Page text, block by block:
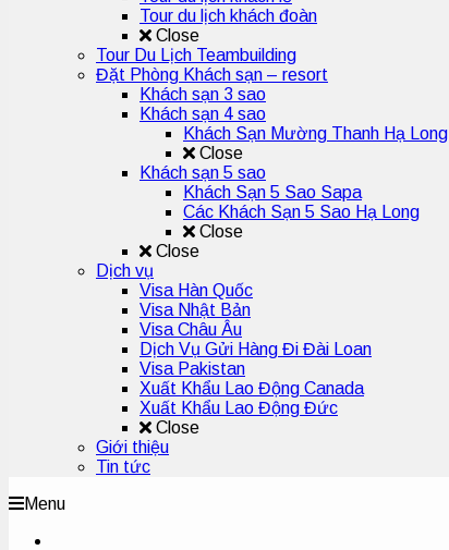
Tour du lịch khách đoàn
Close
Tour Du Lịch Teambuilding
Đặt Phòng Khách sạn – resort
Khách sạn 3 sao
Khách sạn 4 sao
Khách Sạn Mường Thanh Hạ Long
Close
Khách sạn 5 sao
Khách Sạn 5 Sao Sapa
Các Khách Sạn 5 Sao Hạ Long
Close
Close
Dịch vụ
Visa Hàn Quốc
Visa Nhật Bản
Visa Châu Âu
Dịch Vụ Gửi Hàng Đi Đài Loan
Visa Pakistan
Xuất Khẩu Lao Động Canada
Xuất Khẩu Lao Động Đức
Close
Giới thiệu
Tin tức
Menu